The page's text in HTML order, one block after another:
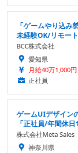
「ゲームやり込
未経験OK/リモー
BCC株式会社
愛知県
月給40万1,000
正社員
ゲームUIデザイン
「正社員/年間休
株式会社Meta Sales
神奈川県